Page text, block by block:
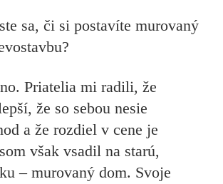
sa, či si postavíte murovaný
Priatelia mi radili, že
že so sebou nesie
a že rozdiel v cene je
však vsadil na starú,
– murovaný dom. Svoje